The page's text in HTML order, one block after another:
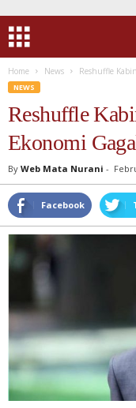
Home News Reshuffle
NEWS
Reshuffle
Ekonomi
By Web Mata Nurani -
Facebook